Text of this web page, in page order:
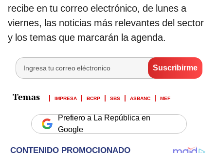
recibe en tu correo electrónico, de lunes a
viernes, las noticias más relevantes del sector
y los temas que marcarán la agenda.
IMPRESA BCRP SBS ASBANC MEF
Prefiero a La República en
Google